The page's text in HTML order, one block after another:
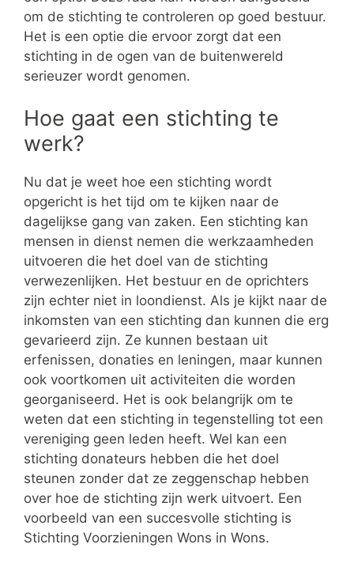
om de stichting te controleren op goed bestuur.
Het is een optie die ervoor zorgt dat een
stichting in de ogen van de buitenwereld
serieuzer wordt genomen.
Hoe gaat een stichting te
werk?
Nu dat je weet hoe een stichting wordt
opgericht is het tijd om te kijken naar de
dagelijkse gang van zaken. Een stichting kan
mensen in dienst nemen die werkzaamheden
uitvoeren die het doel van de stichting
verwezenlijken. Het bestuur en de oprichters
zijn echter niet in loondienst. Als je kijkt naar de
inkomsten van een stichting dan kunnen die erg
gevarieerd zijn. Ze kunnen bestaan uit
erfenissen, donaties en leningen, maar kunnen
ook voortkomen uit activiteiten die worden
georganiseerd. Het is ook belangrijk om te
weten dat een stichting in tegenstelling tot een
vereniging geen leden heeft. Wel kan een
stichting donateurs hebben die het doel
steunen zonder dat ze zeggenschap hebben
over hoe de stichting zijn werk uitvoert. Een
voorbeeld van een succesvolle stichting is
Stichting Voorzieningen Wons in Wons.